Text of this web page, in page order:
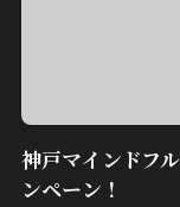
神戸マインドフ
ンペーン！